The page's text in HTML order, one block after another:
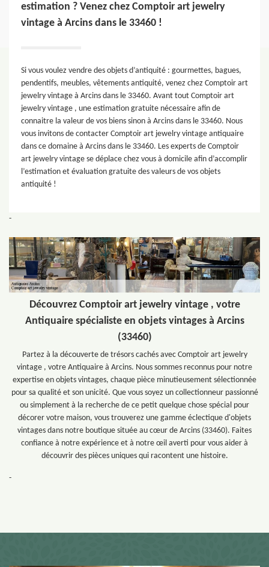
estimation ? Venez chez Comptoir art jewelry
vintage à Arcins dans le 33460 !
Si vous voulez vendre des objets d’antiquité : gourmettes, bagues,
pendentifs, meubles, vêtements antiquité, venez chez Comptoir art
jewelry vintage à Arcins dans le 33460. Avant tout Comptoir art
jewelry vintage , une estimation gratuite nécessaire afin de
connaitre la valeur de vos biens sinon à Arcins dans le 33460. Nous
vous invitons de contacter Comptoir art jewelry vintage antiquaire
dans ce domaine à Arcins dans le 33460. Les experts de Comptoir
art jewelry vintage se déplace chez vous à domicile afin d’accomplir
l’estimation et évaluation gratuite des valeurs de vos objets
antiquité !
-
Découvrez Comptoir art jewelry vintage , votre
Antiquaire spécialiste en objets vintages à Arcins
(33460)
Partez à la découverte de trésors cachés avec Comptoir art jewelry
vintage , votre Antiquaire à Arcins. Nous sommes reconnus pour notre
expertise en objets vintages, chaque pièce minutieusement sélectionnée
pour sa qualité et son unicité. Que vous soyez un collectionneur passionné
ou simplement à la recherche de ce petit quelque chose spécial pour
décorer votre maison, vous trouverez une gamme éclectique d'objets
vintages dans notre boutique située au cœur de Arcins (33460). Faites
confiance à notre expérience et à notre œil averti pour vous aider à
découvrir des pièces uniques qui racontent une histoire.
-